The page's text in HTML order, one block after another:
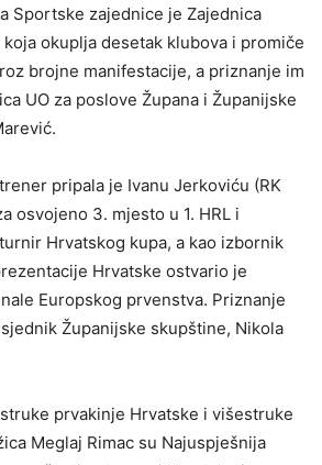
Sportske zajednice je Zajednica
okuplja desetak klubova i promiče
brojne manifestacije, a priznanje im
UO za poslove Župana i Županijske
pripala je Ivanu Jerkoviću (RK
osvojeno 3. mjesto u 1. HRL i
Hrvatskog kupa, a kao izbornik
Hrvatske ostvario je
Europskog prvenstva. Priznanje
Županijske skupštine, Nikola
prvakinje Hrvatske i višestruke
Meglaj Rimac su Najuspješnija